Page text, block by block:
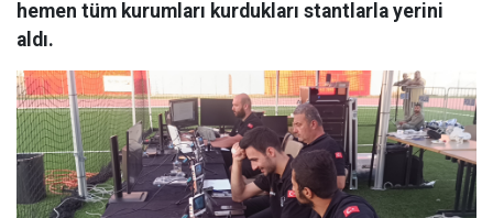
hemen tüm kurumları kurdukları stantlarla yerini
aldı.